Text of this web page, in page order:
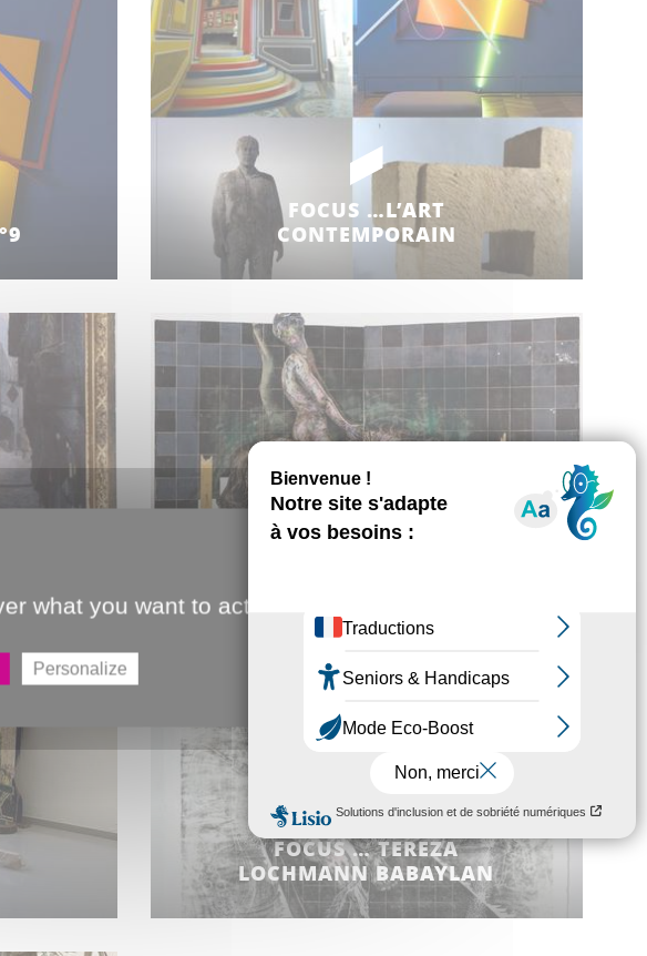
FOCUS …L’ART
CONTEMPORAIN
FOCUS… TEREZA
FOCUS … TEREZA
LOCHMANN BABAYLAN
what you want to activate
Personalize